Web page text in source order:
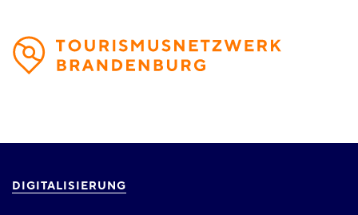
Direkt
zum
Inhalt
DIGITALISIERUNG